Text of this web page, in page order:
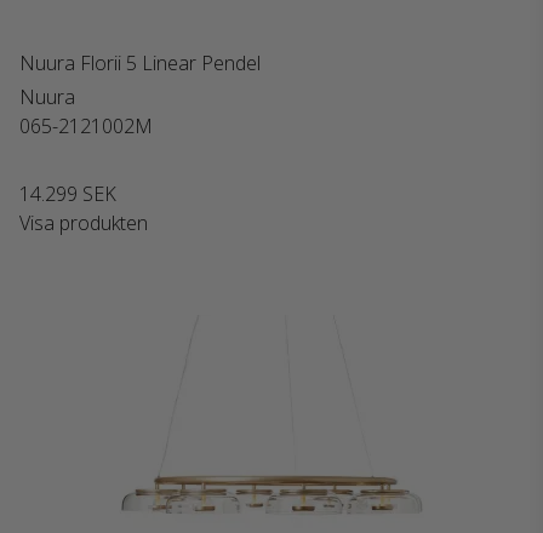
Nuura Florii 5 Linear Pendel
Nuura
065-2121002M
14.299 SEK
Visa produkten